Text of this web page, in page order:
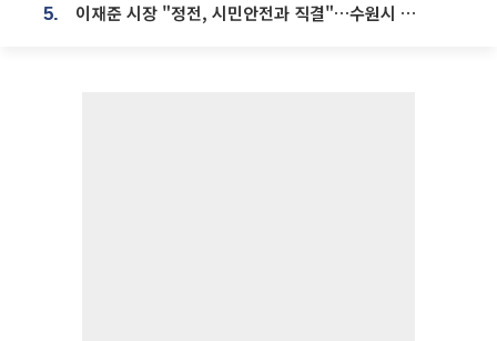
5. 이재준 시장 "정전, 시민안전과 직결"…수원시 비상대응체계 가동